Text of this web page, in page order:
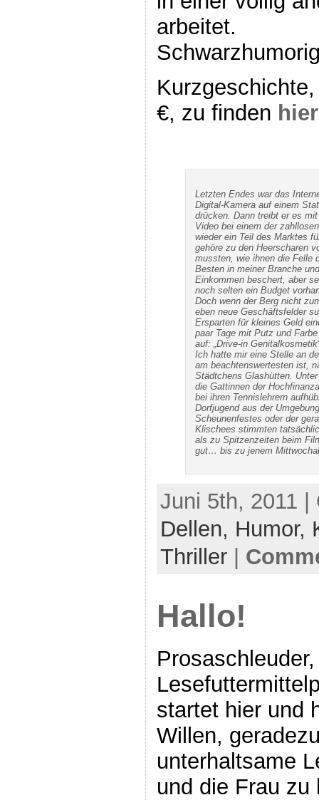
arbeitet.
€, zu finden hier
Letzten Endes war das
Digital-Kamera auf einem
drücken. Dann treibt er es
Video bei einem der
wieder ein Teil des Marktes
gehöre zu den Heerscharen
mussten, wie ihnen die Felle
Besten in meiner Branche
Einkommen beschert, aber
noch selten ein Budget
Doch wenn der Berg nicht
eben neue Geschäftsfelder
Ersparten für kleines Geld
paar Tage mit Putz und
auf: „Drive-in
Ich hatte mir eine Stelle an
am beachtenswertesten ist,
Städtchens Glashütten.
die Gattinnen der
bei ihren Tennislehrern
Dorfjugend aus der
Scheunenfestes oder der
Klischees stimmten
als zu Spitzenzeiten beim
gut… bis zu jenem
Juni 5th, 2011
Dellen, Humor,
Thriller|
Hallo!
startet hier und
Willen,
unterhaltsame
und die Frau zu